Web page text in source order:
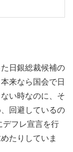
日銀総裁候補の
来なら国会で日
い時なのに、そ
回避しているの
デフレ宣言を行
たりしていま